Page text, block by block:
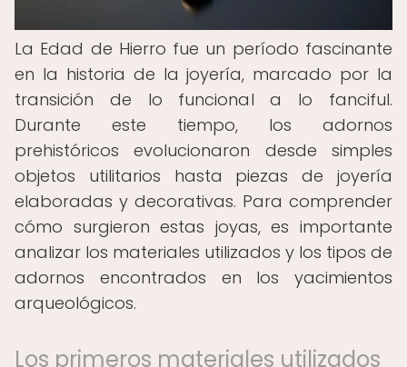
La Edad de Hierro fue un período fascinante
en la historia de la joyería, marcado por la
transición de lo funcional a lo fanciful.
Durante este tiempo, los adornos
prehistóricos evolucionaron desde simples
objetos utilitarios hasta piezas de joyería
elaboradas y decorativas. Para comprender
cómo surgieron estas joyas, es importante
analizar los materiales utilizados y los tipos de
adornos encontrados en los yacimientos
arqueológicos.
Los primeros materiales utilizados